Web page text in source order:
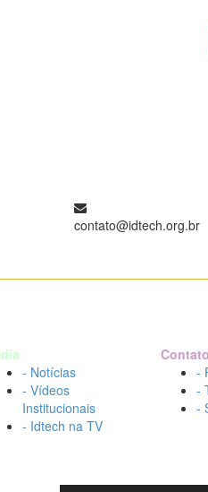
contato@idtech.org.br
- Notícias
- Vídeos
Institucionais
- Idtech na TV
Contato
-
-
-